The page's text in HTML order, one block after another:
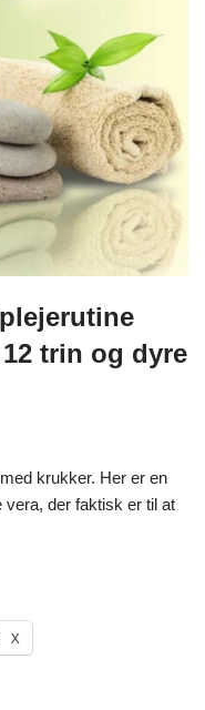
trin og dyre
krukker. Her er en
vera, der faktisk er til at
X